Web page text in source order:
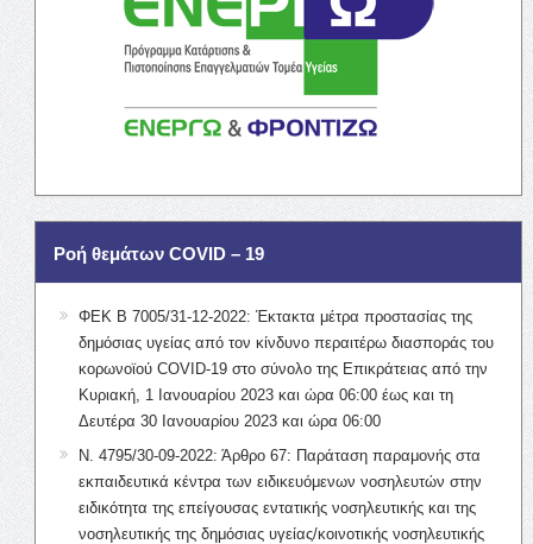
Ροή θεμάτων COVID – 19
ΦΕΚ Β 7005/31-12-2022: Έκτακτα μέτρα προστασίας της
δημόσιας υγείας από τον κίνδυνο περαιτέρω διασποράς του
κορωνοϊού COVID-19 στο σύνολο της Επικράτειας από την
Κυριακή, 1 Ιανουαρίου 2023 και ώρα 06:00 έως και τη
Δευτέρα 30 Ιανουαρίου 2023 και ώρα 06:00
Ν. 4795/30-09-2022: Άρθρο 67: Παράταση παραμονής στα
εκπαιδευτικά κέντρα των ειδικευόμενων νοσηλευτών στην
ειδικότητα της επείγουσας εντατικής νοσηλευτικής και της
νοσηλευτικής της δημόσιας υγείας/κοινοτικής νοσηλευτικής